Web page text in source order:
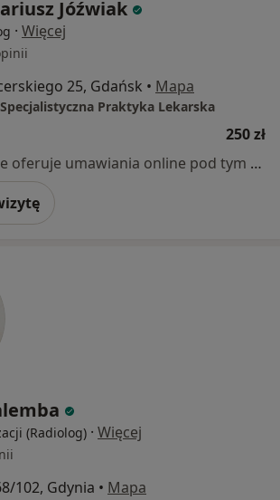
Jóźwiak
· Więcej
25, Gdańsk • Mapa
Praktyka Lekarska
250 zł
Specjalista nie oferuje umawiania online pod tym adresem.
(Radiolog) · Więcej
102, Gdynia • Mapa